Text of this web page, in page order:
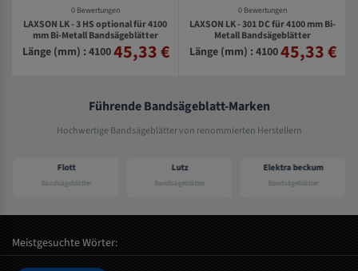
0 Bewertungen
LAXSON LK - 3 HS optional für 4100
mm Bi-Metall Bandsägeblätter
Länge (mm) : 410045,33 €
0 Bewertungen
LAXSON LK - 301 DC für 4100 mm Bi-
Metall Bandsägeblätter
Länge (mm) : 410045,33 €
Führende Bandsägeblatt-Marken
Hochwertige Bandsägeblätter von renommierten Herstellern
Flott
Bandsägeblätter
Lutz
Bandsägeblätter
Elektra beckum
Bandsägeblätter
Meistgesuchte Wörter: